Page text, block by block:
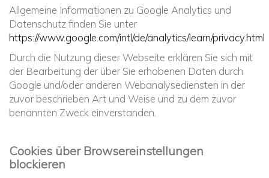
Allgemeine Informationen zu Google Analytics und
Datenschutz finden Sie unter
https://www.google.com/intl/de/analytics/learn/privacy.html
Durch die Nutzung dieser Webseite erklären Sie sich mit
der Bearbeitung der über Sie erhobenen Daten durch
Google und/oder anderen Webanalysediensten in der
zuvor beschrieben Art und Weise und zu dem zuvor
benannten Zweck einverstanden.
Cookies über Browsereinstellungen
blockieren